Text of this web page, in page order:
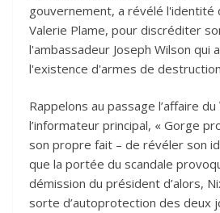
gouvernement, a révélé l'identité
Valerie Plame, pour discréditer
l'ambassadeur Joseph Wilson qui
l'existence d'armes de
Rappelons au passage l’affaire du
l’informateur principal, « Gorge
son propre fait – de révéler son
que la portée du scandale
démission du président d’alors,
sorte d’autoprotection des deux